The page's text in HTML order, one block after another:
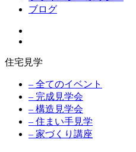
ブログ
住宅見学
– 全てのイベント
– 完成見学会
– 構造見学会
– 住まい手見学
– 家づくり講座